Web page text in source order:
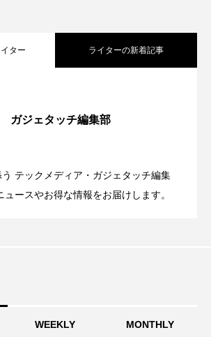
ター ライターの新着記事
ガジェタッチ編集部
テックメディア・ガジェタッチ編集
ースやお得な情報をお届けします。
場 に動いた理由、担当者も答えられな
Insight：AFEELA開発中止で見
WEEKLY MONTHLY